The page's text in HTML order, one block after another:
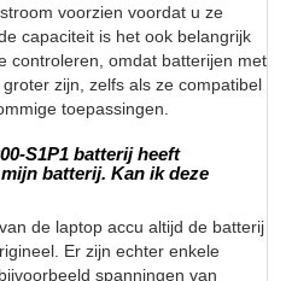
voorzien voordat u ze
capaciteit is het ook belangrijk
controleren, omdat batterijen met
zijn, zelfs als ze compatibel
toepassingen.
S1P1 batterij heeft
batterij. Kan ik deze
de laptop accu altijd de batterij
Er zijn echter enkele
spanningen van